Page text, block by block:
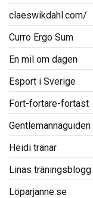
claeswikdahl.com/
Curro Ergo Sum
En mil om dagen
Esport i Sverige
Fort-fortare-fortast
Gentlemannaguiden
Heidi tränar
Linas träningsblogg
Löparjanne.se